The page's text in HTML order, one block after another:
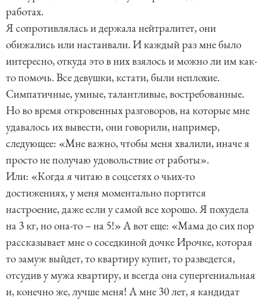
работах.
Я сопротивлялась и держала нейтралитет, они
обижались или настаивали. И каждый раз мне было
интересно, откуда это в них взялось и можно ли им как-
то помочь. Все девушки, кстати, были неплохие.
Симпатичные, умные, талантливые, востребованные.
Но во время откровенных разговоров, на которые мне
удавалось их вывести, они говорили, например,
следующее: «Мне важно, чтобы меня хвалили, иначе я
просто не получаю удовольствие от работы».
Или: «Когда я читаю в соцсетях о чьих-то
достижениях, у меня моментально портится
настроение, даже если у самой все хорошо. Я похудела
на 3 кг, но она-то – на 5!» А вот еще: «Мама до сих пор
рассказывает мне о соседкиной дочке Ирочке, которая
то замуж выйдет, то квартиру купит, то разведется,
отсудив у мужа квартиру, и всегда она супергениальная
и, конечно же, лучше меня! А мне 30 лет, я кандидат